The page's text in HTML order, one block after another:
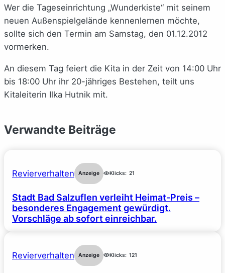
Wer die Tageseinrichtung „Wunderkiste“ mit seinem
neuen Außenspielgelände kennenlernen möchte,
sollte sich den Termin am Samstag, den 01.12.2012
vormerken.
An diesem Tag feiert die Kita in der Zeit von 14:00 Uhr
bis 18:00 Uhr ihr 20-jähriges Bestehen, teilt uns
Kitaleiterin Ilka Hutnik mit.
Verwandte Beiträge
Revierverhalten Anzeige Klicks: 21
Stadt Bad Salzuflen verleiht Heimat-Preis –
besonderes Engagement gewürdigt.
Vorschläge ab sofort einreichbar.
Revierverhalten Anzeige Klicks: 121